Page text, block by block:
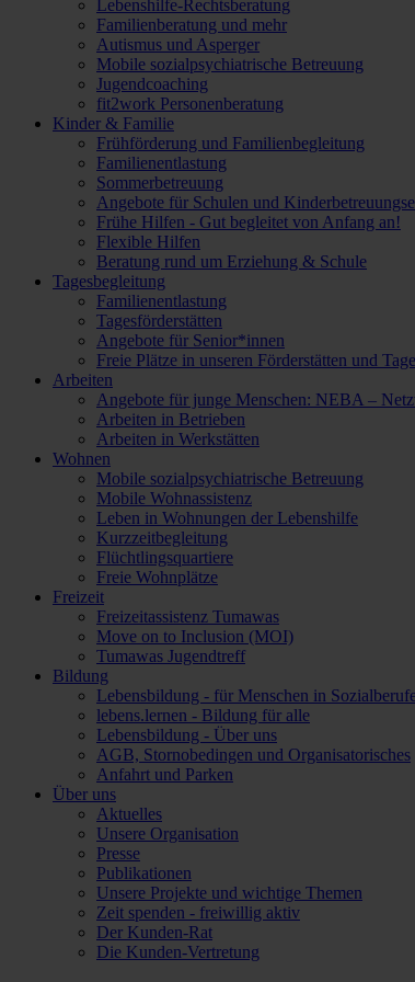
Lebenshilfe-Rechtsberatung
Familienberatung und mehr
Autismus und Asperger
Mobile sozialpsychiatrische Betreuung
Jugendcoaching
fit2work Personenberatung
Kinder & Familie
Frühförderung und Familienbegleitung
Familienentlastung
Sommerbetreuung
Angebote für Schulen und
Frühe Hilfen - Gut begleitet von Anfang an!
Flexible Hilfen
Beratung rund um Erziehung & Schule
Tagesbegleitung
Familienentlastung
Tagesförderstätten
Angebote für Senior*innen
Freie Plätze in unseren Förderstätten und
Arbeiten
Angebote für junge Menschen: NEBA –
Arbeiten in Betrieben
Arbeiten in Werkstätten
Wohnen
Mobile sozialpsychiatrische Betreuung
Mobile Wohnassistenz
Leben in Wohnungen der Lebenshilfe
Kurzzeitbegleitung
Flüchtlingsquartiere
Freie Wohnplätze
Freizeit
Freizeitassistenz Tumawas
Move on to Inclusion (MOI)
Tumawas Jugendtreff
Bildung
Lebensbildung - für Menschen in
lebens.lernen - Bildung für alle
Lebensbildung - Über uns
AGB, Stornobedingen und Organisatorisches
Anfahrt und Parken
Über uns
Aktuelles
Unsere Organisation
Presse
Publikationen
Unsere Projekte und wichtige Themen
Zeit spenden - freiwillig aktiv
Der Kunden-Rat
Die Kunden-Vertretung